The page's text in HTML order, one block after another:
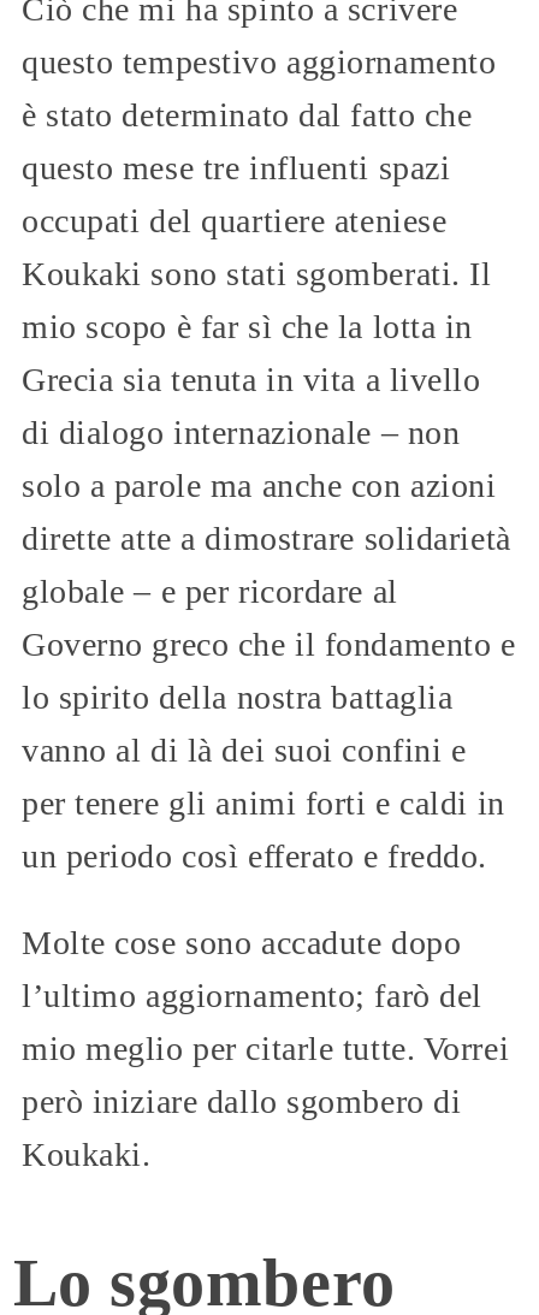
Ciò che mi ha spinto a scrivere
questo tempestivo aggiornamento
è stato determinato dal fatto che
questo mese tre influenti spazi
occupati del quartiere ateniese
Koukaki sono stati sgomberati. Il
mio scopo è far sì che la lotta in
Grecia sia tenuta in vita a livello
di dialogo internazionale – non
solo a parole ma anche con azioni
dirette atte a dimostrare solidarietà
globale – e per ricordare al
Governo greco che il fondamento e
lo spirito della nostra battaglia
vanno al di là dei suoi confini e
per tenere gli animi forti e caldi in
un periodo così efferato e freddo.
Molte cose sono accadute dopo
l’ultimo aggiornamento; farò del
mio meglio per citarle tutte. Vorrei
però iniziare dallo sgombero di
Koukaki.
Lo sgombero